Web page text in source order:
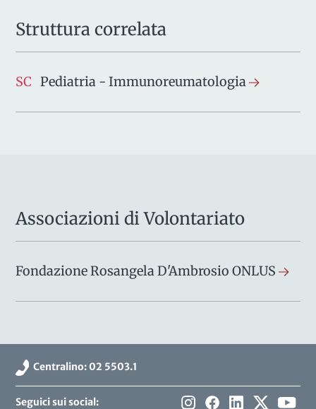
Struttura correlata
SC Pediatria - Immunoreumatologia
Associazioni di Volontariato
Fondazione Rosangela D'Ambrosio ONLUS
Centralino: 02 5503.1
Seguici sui social: